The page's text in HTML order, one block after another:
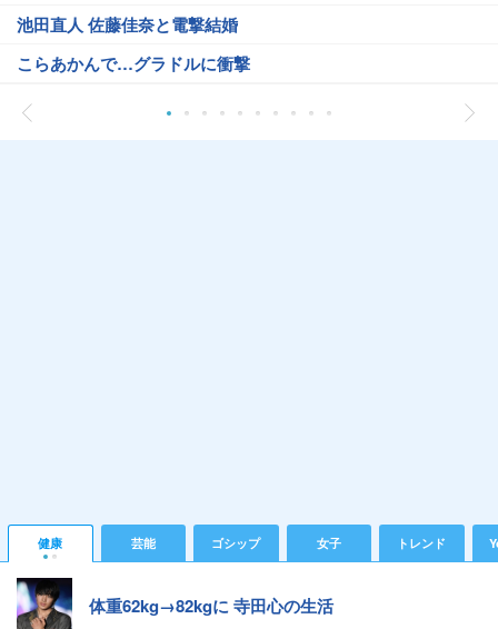
池田直人 佐藤佳奈と電撃結婚
こらあかんで…グラドルに衝撃
健康 芸能 ゴシップ 女子 トレンド
体重62kg→82kgに 寺田心の生活